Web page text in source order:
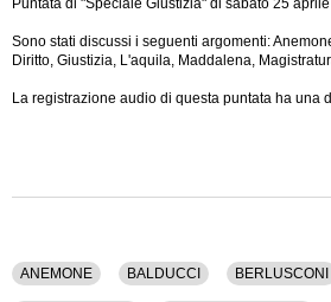
Puntata di "Speciale Giustizia" di sabato 25
Sono stati discussi i seguenti argomenti:
Diritto, Giustizia, L'aquila, Maddalena,
La registrazione audio di questa puntata ha una
ANEMONE BALDUCCI BERLUSCONI